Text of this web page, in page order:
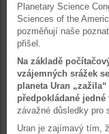
Planetary Science
Sciences of the
pozměňují naše
přišel.
Na základě
vzájemných srážek
planeta Uran
předpokládané jedné
závažné důsledky pro
Uran je zajímavý tím,